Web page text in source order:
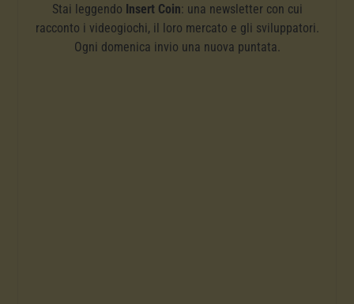
Stai leggendo Insert Coin: una newsletter con cui
racconto i videogiochi, il loro mercato e gli sviluppatori.
Ogni domenica invio una nuova puntata.